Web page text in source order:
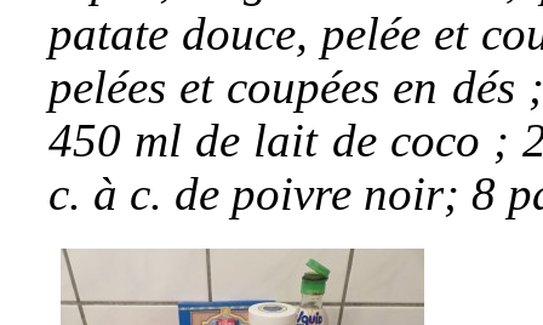
patate douce, pelée et
pelées et coupées en
450 ml de lait de coco ;
c. à c. de poivre noir; 8